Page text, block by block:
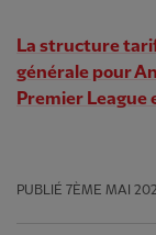
La structure
générale pour
Premier League
PUBLIÉ 7ÈME MAI